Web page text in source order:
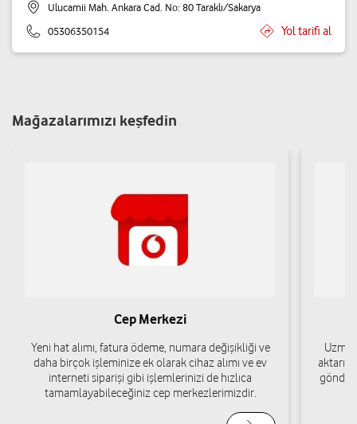
Ulucamii Mah. Ankara Cad. No: 80 Taraklı/Sakarya
05306350154
Yol tarifi al
Mağazalarımızı keşfedin
Cep Merkezi
Yeni hat alımı, fatura ödeme, numara değişikliği ve
daha birçok işleminize ek olarak cihaz alımı ve ev
interneti siparişi gibi işlemlerinizi de hızlıca
tamamlayabileceğiniz cep merkezlerimizdir.